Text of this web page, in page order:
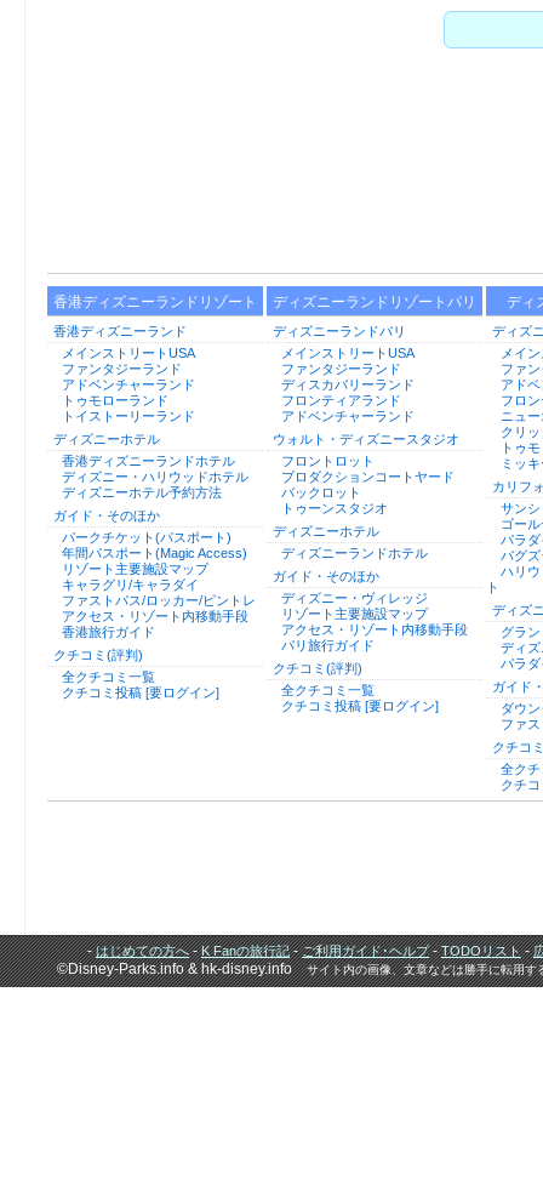
香港ディズニーランドリゾート
香港ディズニーランド
メインストリートUSA
ファンタジーランド
アドベンチャーランド
トゥモローランド
トイストーリーランド
ディズニーホテル
香港ディズニーランドホテル
ディズニー・ハリウッドホテル
ディズニーホテル予約方法
ガイド・そのほか
パークチケット(パスポート)
年間パスポート(Magic Access)
リゾート主要施設マップ
キャラグリ/キャラダイ
ファストパス/ロッカー/ピントレ
アクセス・リゾート内移動手段
香港旅行ガイド
クチコミ(評判)
全クチコミ一覧
クチコミ投稿 [要ログイン]
ディズニーランドリゾートパリ
ディズニーランドパリ
メインストリートUSA
ファンタジーランド
ディスカバリーランド
フロンティアランド
アドベンチャーランド
ウォルト・ディズニースタジオ
フロントロット
プロダクションコートヤード
バックロット
トゥーンスタジオ
ディズニーホテル
ディズニーランドホテル
ガイド・そのほか
ディズニー・ヴィレッジ
リゾート主要施設マップ
アクセス・リゾート内移動手段
パリ旅行ガイド
クチコミ(評判)
全クチコミ一覧
クチコミ投稿 [要ログイン]
ディ
ディズ
メイ
ファ
アド
フロ
ニュ
クリ
トゥ
ミッ
カリフ
サン
ゴー
パラ
バグ
ハリ
ト
ディズ
グラ
ディ
パラ
ガイド
ダウ
ファ
クチコ
全ク
クチ
-はじめての方へ-K Fanの旅行記-ご利用ガイド･ヘルプ-TODOリスト-
©Disney-Parks.info & hk-disney.infoサイト内の画像、文章などは勝手に転用